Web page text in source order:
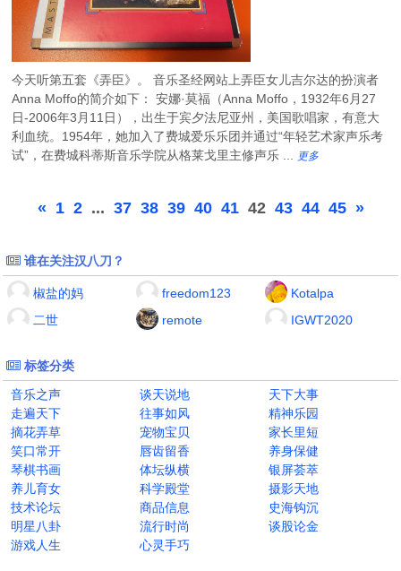
今天听第五套《弄臣》。 音乐圣经网站上弄臣女儿吉尔达的扮演者
Anna Moffo的简介如下： 安娜·莫福（Anna Moffo，1932年6月27
日-2006年3月11日），出生于宾夕法尼亚州，美国歌唱家，有意大
利血统。1954年，她加入了费城爱乐乐团并通过“年轻艺术家声乐考
试”，在费城科蒂斯音乐学院从格莱戈里主修声乐 ...
更多
« 1 2 ... 37 38 39 40 41 42 43 44 45 »
谁在关注汉八刀？
椒盐的妈 freedom123
Kotalpa
二世
remote IGWT2020
标签分类
音乐之声
谈天说地
天下大事
走遍天下
往事如风
精神乐园
摘花弄草
宠物宝贝
家长里短
笑口常开
唇齿留香
养身保健
琴棋书画
体坛纵横
银屏荟萃
养儿育女
科学殿堂
摄影天地
技术论坛
商品信息
史海钩沉
明星八卦
流行时尚
谈股论金
游戏人生
心灵手巧